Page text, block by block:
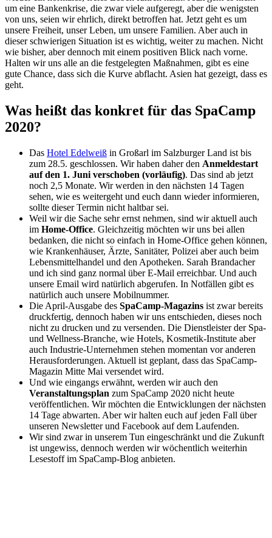
um eine Bankenkrise, die zwar viele aufgeregt, aber die wenigsten
von uns, seien wir ehrlich, direkt betroffen hat. Jetzt geht es um
unsere Freiheit, unser Leben, um unsere Familien. Aber auch in
dieser schwierigen Situation ist es wichtig, weiter zu machen. Nicht
wie bisher, aber dennoch mit einem positiven Blick nach vorne.
Halten wir uns alle an die festgelegten Maßnahmen, gibt es eine
gute Chance, dass sich die Kurve abflacht. Asien hat gezeigt, dass es
geht.
Was heißt das konkret für das SpaCamp
2020?
Das Hotel Edelweiß in Großarl im Salzburger Land ist bis
zum 28.5. geschlossen. Wir haben daher den Anmeldestart
auf den 1. Juni verschoben (vorläufig). Das sind ab jetzt
noch 2,5 Monate. Wir werden in den nächsten 14 Tagen
sehen, wie es weitergeht und euch dann wieder informieren,
sollte dieser Termin nicht haltbar sei.
Weil wir die Sache sehr ernst nehmen, sind wir aktuell auch
im Home-Office. Gleichzeitig möchten wir uns bei allen
bedanken, die nicht so einfach in Home-Office gehen können,
wie Krankenhäuser, Ärzte, Sanitäter, Polizei aber auch beim
Lebensmittelhandel und den Apotheken. Sarah Brandacher
und ich sind ganz normal über E-Mail erreichbar. Und auch
unsere Email wird natürlich abgerufen. In Notfällen gibt es
natürlich auch unsere Mobilnummer.
Die April-Ausgabe des SpaCamp-Magazins ist zwar bereits
druckfertig, dennoch haben wir uns entschieden, dieses noch
nicht zu drucken und zu versenden. Die Dienstleister der Spa-
und Wellness-Branche, wie Hotels, Kosmetik-Institute aber
auch Industrie-Unternehmen stehen momentan vor anderen
Herausforderungen. Aktuell ist geplant, dass das SpaCamp-
Magazin Mitte Mai versendet wird.
Und wie eingangs erwähnt, werden wir auch den
Veranstaltungsplan zum SpaCamp 2020 nicht heute
veröffentlichen. Wir möchten die Entwicklungen der nächsten
14 Tage abwarten. Aber wir halten euch auf jeden Fall über
unseren Newsletter und Facebook auf dem Laufenden.
Wir sind zwar in unserem Tun eingeschränkt und die Zukunft
ist ungewiss, dennoch werden wir wöchentlich weiterhin
Lesestoff im SpaCamp-Blog anbieten.